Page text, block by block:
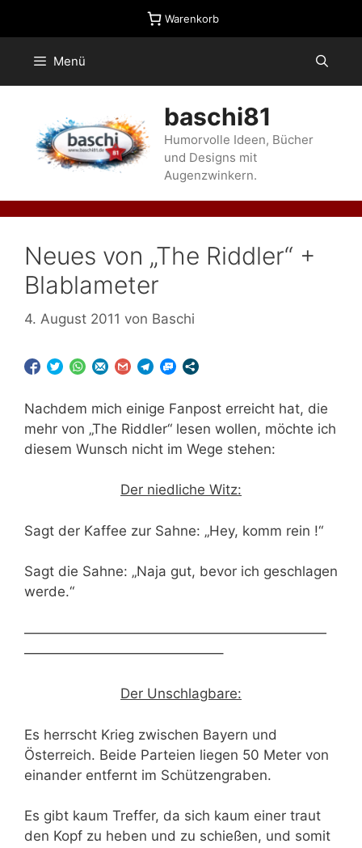
Warenkorb
Menü
baschi81
Humorvolle Ideen, Bücher
und Designs mit
Augenzwinkern.
Neues von „The Riddler“ +
Blablameter
4. August 2011 von Baschi
Nachdem mich einige Fanpost erreicht hat, die
mehr von „The Riddler“ lesen wollen, möchte ich
diesem Wunsch nicht im Wege stehen:
Der niedliche Witz:
Sagt der Kaffee zur Sahne: „Hey, komm rein !“
Sagt die Sahne: „Naja gut, bevor ich geschlagen
werde.“
——————————————————————
——————————————–
Der Unschlagbare:
Es herrscht Krieg zwischen Bayern und
Österreich. Beide Parteien liegen 50 Meter von
einander entfernt im Schützengraben.
Es gibt kaum Treffer, da sich kaum einer traut
den Kopf zu heben und zu schießen, und somit